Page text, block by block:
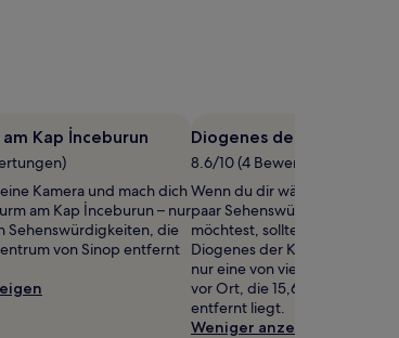
Kap İnceburun
Kamera und mach dich
am Kap İnceburun – nur
Sehenswürdigkeiten, die
von Sinop entfernt
Diogenes der Kyniker
8.6/10 (4 Bewertungen)
Wenn du dir während deiner
paar Sehenswürdigkeiten
möchtest, solltest du einen
Diogenes der Kyniker Statue
nur eine von vielen
vor Ort, die 15,6 km vom
entfernt liegt.
Weniger anzeigen